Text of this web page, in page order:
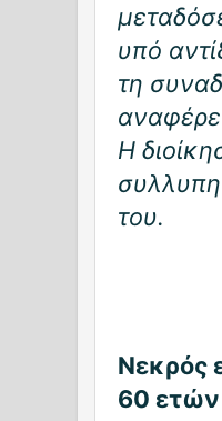
υπό
τη
Η
του.
Νεκρός
60 ετών